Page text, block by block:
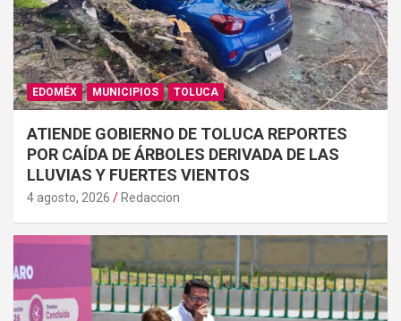
EDOMÉX MUNICIPIOS TOLUCA
ATIENDE GOBIERNO DE TOLUCA REPORTES
POR CAÍDA DE ÁRBOLES DERIVADA DE LAS
LLUVIAS Y FUERTES VIENTOS
4 agosto, 2026 Redaccion